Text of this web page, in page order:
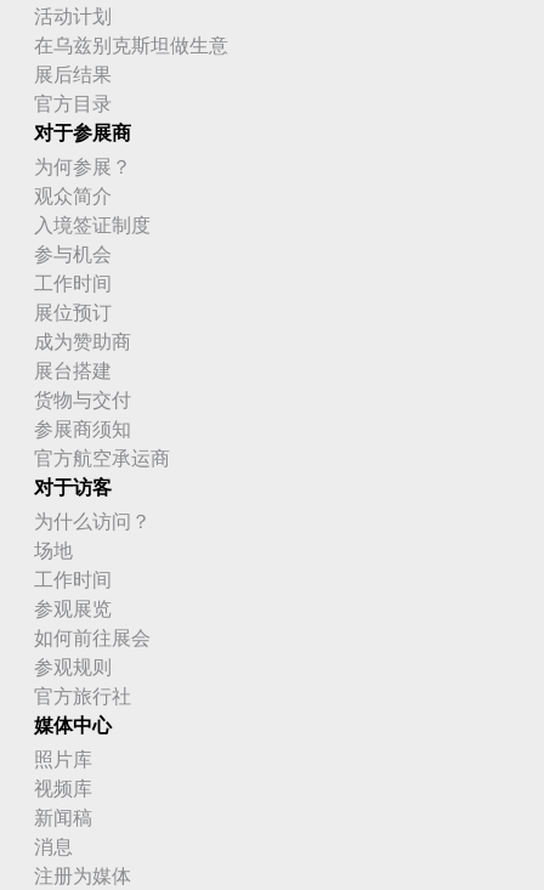
活动计划
在乌兹别克斯坦做生意
展后结果
官方目录
对于参展商
为何参展？
观众简介
入境签证制度
参与机会
工作时间
展位预订
成为赞助商
展台搭建
货物与交付
参展商须知
官方航空承运商
对于访客
为什么访问？
场地
工作时间
参观展览
如何前往展会
参观规则
官方旅行社
媒体中心
照片库
视频库
新闻稿
消息
注册为媒体